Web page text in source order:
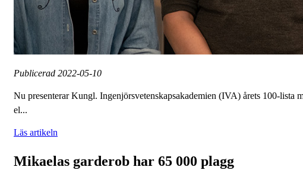
Publicerad 2022-05-10
Nu presenterar Kungl. Ingenjörsvetenskapsakademien (IVA) årets 100-
el...
Läs artikeln
Mikaelas garderob har 65 000 plagg